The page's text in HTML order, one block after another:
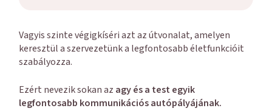
Vagyis szinte végigkíséri azt az útvonalat, amelyen
keresztül a szervezetünk a legfontosabb életfunkcióit
szabályozza.
Ezért nevezik sokan az agy és a test egyik
legfontosabb kommunikációs autópályájának.